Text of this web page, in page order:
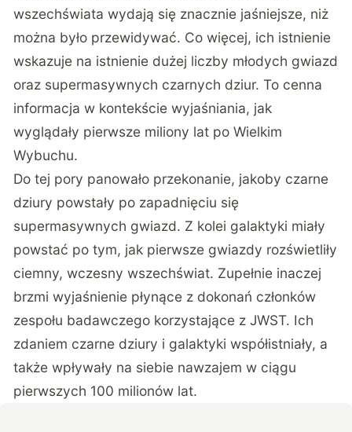
wszechświata wydają się znacznie jaśniejsze, niż
można było przewidywać. Co więcej, ich istnienie
wskazuje na istnienie dużej liczby młodych gwiazd
oraz supermasywnych czarnych dziur. To cenna
informacja w kontekście wyjaśniania, jak
wyglądały pierwsze miliony lat po Wielkim
Wybuchu.
Do tej pory panowało przekonanie, jakoby czarne
dziury powstały po zapadnięciu się
supermasywnych gwiazd. Z kolei galaktyki miały
powstać po tym, jak pierwsze gwiazdy rozświetliły
ciemny, wczesny wszechświat. Zupełnie inaczej
brzmi wyjaśnienie płynące z dokonań członków
zespołu badawczego korzystające z JWST. Ich
zdaniem czarne dziury i galaktyki współistniały, a
także wpływały na siebie nawzajem w ciągu
pierwszych 100 milionów lat.